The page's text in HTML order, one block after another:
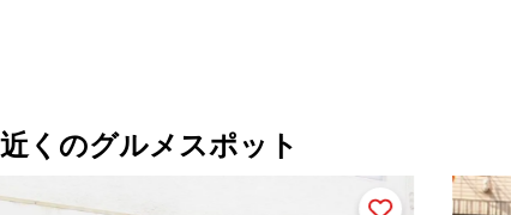
近くのグルメスポット